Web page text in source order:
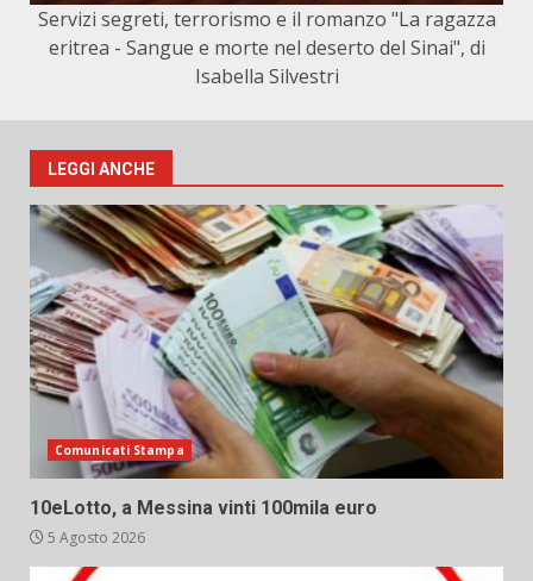
Servizi segreti, terrorismo e il romanzo "La ragazza
eritrea - Sangue e morte nel deserto del Sinai", di
Isabella Silvestri
LEGGI ANCHE
Comunicati Stampa
10eLotto, a Messina vinti 100mila euro
5 Agosto 2026